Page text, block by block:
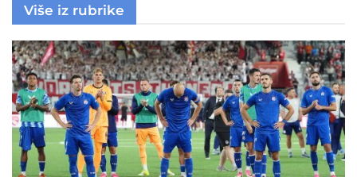
Više iz rubrike